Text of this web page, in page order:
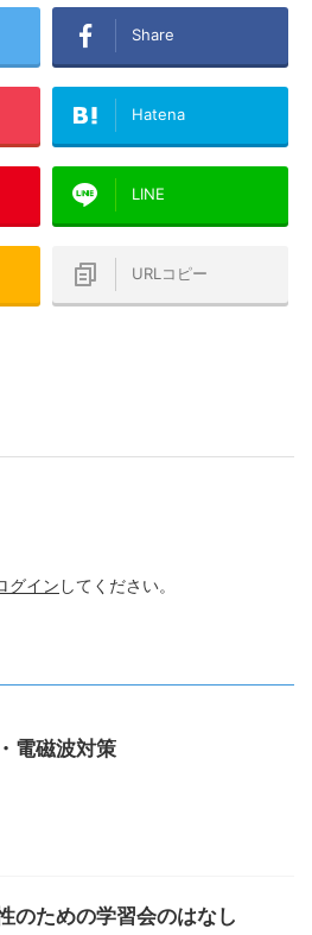
Share
Hatena
LINE
URLコピー
グイン してください。
電磁波対策
のための学習会のはなし